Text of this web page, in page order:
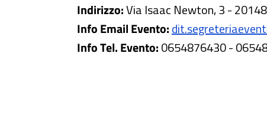
Indirizzo:Via Isaac Newton, 3 -
Info Email Evento:
Info Tel. Evento:0654876430 -